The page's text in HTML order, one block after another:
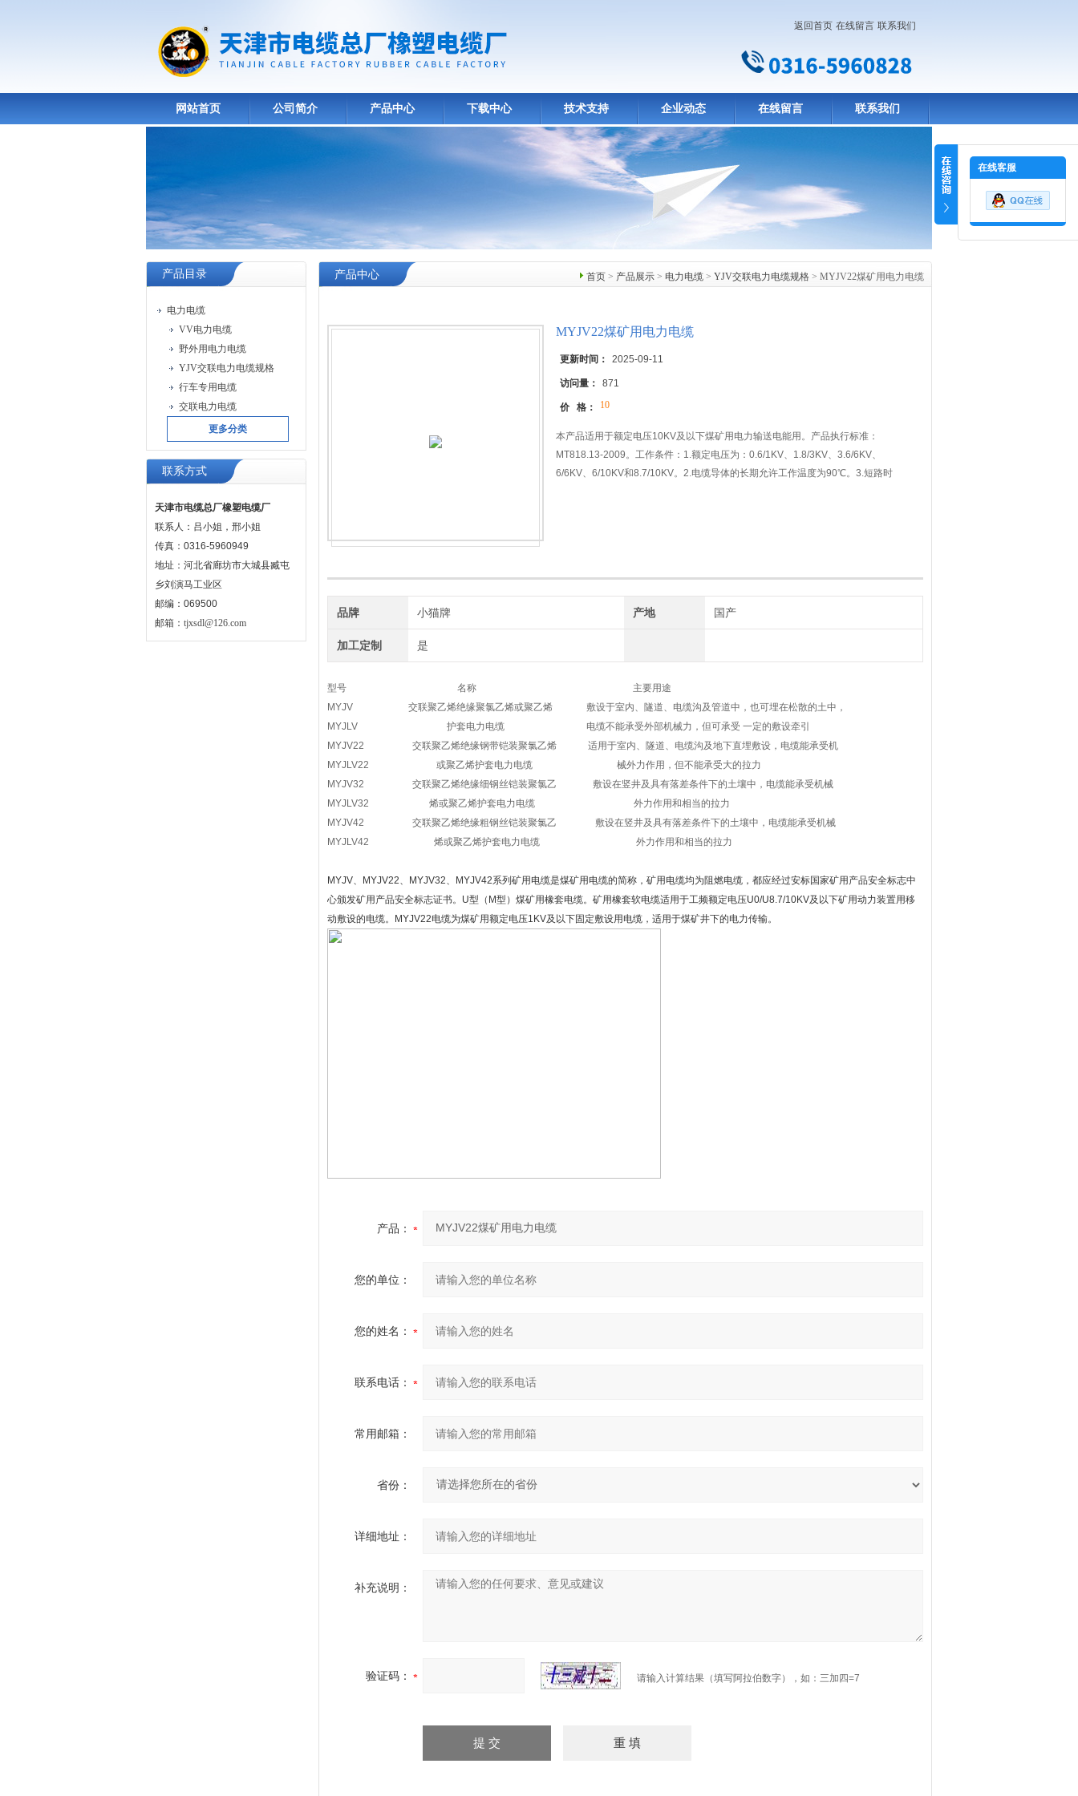
返回首页 在线留言 联系我们
网站首页 公司简介 产品中心 下载中心 技术支持 企业动态 在线留言 联系我们
产品目录
电力电缆
VV电力电缆
野外用电力电缆
YJV交联电力电缆规格
行车专用电缆
交联电力电缆
更多分类
联系方式
天津市电缆总厂橡塑电缆厂
联系人：吕小姐，邢小姐
传真：0316-5960949
地址：河北省廊坊市大城县臧屯
乡刘演马工业区
邮编：069500
邮箱： tjxsdl@126.com
首页 > 产品展示 > 电力电缆 > YJV交联电力电缆规格 > MYJV22煤矿用电力电缆
产品中心
MYJV22煤矿用电力电缆
更新时间： 2025-09-11
访问量： 871
价 格： 10
本产品适用于额定电压10KV及以下煤矿用电力输送电能用。产品执行标准：
MT818.13-2009。工作条件：1.额定电压为：0.6/1KV、1.8/3KV、3.6/6KV、
6/6KV、6/10KV和8.7/10KV。2.电缆导体的长期允许工作温度为90℃。3.短路时
品牌 小猫牌 产地 国产
加工定制 是
型号 名称 主要用途
MYJV 交联聚乙烯绝缘聚氯乙烯或聚乙烯 敷设于室内、隧道、电缆沟及管道中，也可埋在松散的土中，
MYJLV 护套电力电缆 电缆不能承受外部机械力，但可承受 一定的敷设牵引
MYJV22 交联聚乙烯绝缘钢带铠装聚氯乙烯 适用于室内、隧道、电缆沟及地下直埋敷设，电缆能承受机
MYJLV22 或聚乙烯护套电力电缆 械外力作用，但不能承受大的拉力
MYJV32 交联聚乙烯绝缘细钢丝铠装聚氯乙 敷设在竖井及具有落差条件下的土壤中，电缆能承受机械
MYJLV32 烯或聚乙烯护套电力电缆 外力作用和相当的拉力
MYJV42 交联聚乙烯绝缘粗钢丝铠装聚氯乙 敷设在竖井及具有落差条件下的土壤中，电缆能承受机械
MYJLV42 烯或聚乙烯护套电力电缆 外力作用和相当的拉力
MYJV、MYJV22、MYJV32、MYJV42系列矿用电缆是煤矿用电缆的简称，矿用电缆均为阻燃电缆，都应经过安标国家矿用产品安全标志中
心颁发矿用产品安全标志证书。U型（M型）煤矿用橡套电缆。矿用橡套软电缆适用于工频额定电压U0/U8.7/10KV及以下矿用动力装置用移
动敷设的电缆。MYJV22电缆为煤矿用额定电压1KV及以下固定敷设用电缆，适用于煤矿井下的电力传输。
产品：
您的单位：
您的姓名：
联系电话：
常用邮箱：
省份：
详细地址：
补充说明：
验证码： 请输入计算结果（填写阿拉伯数字），如：三加四=7
在线客服